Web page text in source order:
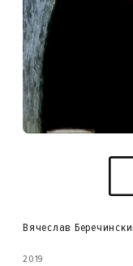
Вячеслав
2019